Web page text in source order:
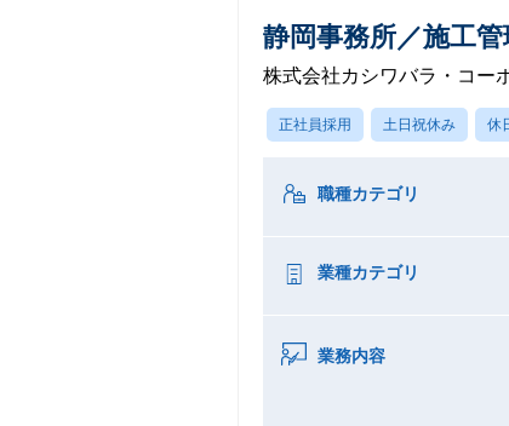
静岡事務所／施工
株式会社カシワバラ・コー
正社員採用 土日祝休み 休
職種カテゴリ
業種カテゴリ
業務内容